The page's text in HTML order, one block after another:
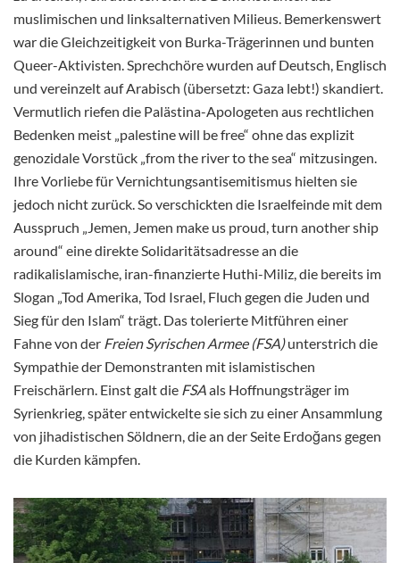
muslimischen und linksalternativen Milieus. Bemerkenswert
war die Gleichzeitigkeit von Burka-Trägerinnen und bunten
Queer-Aktivisten. Sprechchöre wurden auf Deutsch, Englisch
und vereinzelt auf Arabisch (übersetzt: Gaza lebt!) skandiert.
Vermutlich riefen die Palästina-Apologeten aus rechtlichen
Bedenken meist „palestine will be free“ ohne das explizit
genozidale Vorstück „from the river to the sea“ mitzusingen.
Ihre Vorliebe für Vernichtungsantisemitismus hielten sie
jedoch nicht zurück. So verschickten die Israelfeinde mit dem
Ausspruch „Jemen, Jemen make us proud, turn another ship
around“ eine direkte Solidaritätsadresse an die
radikalislamische, iran-finanzierte Huthi-Miliz, die bereits im
Slogan „Tod Amerika, Tod Israel, Fluch gegen die Juden und
Sieg für den Islam“ trägt. Das tolerierte Mitführen einer
Fahne von der Freien Syrischen Armee (FSA)unterstrich die
Sympathie der Demonstranten mit islamistischen
Freischärlern. Einst galt die FSAals Hoffnungsträger im
Syrienkrieg, später entwickelte sie sich zu einer Ansammlung
von jihadistischen Söldnern, die an der Seite Erdoğans gegen
die Kurden kämpfen.